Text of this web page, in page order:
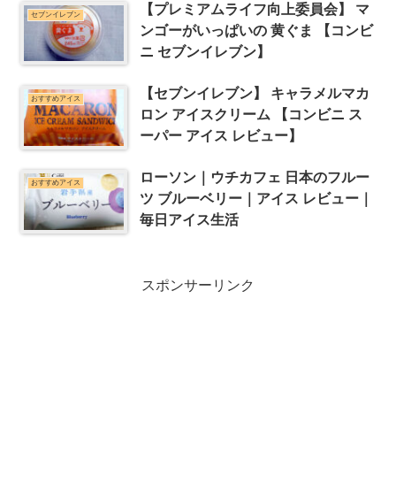
セブンイレブン
【プレミアムライフ向上委員会】 マ
ンゴーがいっぱいの 黄ぐま 【コンビ
ニ セブンイレブン】
おすすめアイス
【セブンイレブン】 キャラメルマカ
ロン アイスクリーム 【コンビニ ス
ーパー アイス レビュー】
おすすめアイス
ローソン｜ウチカフェ 日本のフルー
ツ ブルーベリー｜アイス レビュー｜
毎日アイス生活
スポンサーリンク